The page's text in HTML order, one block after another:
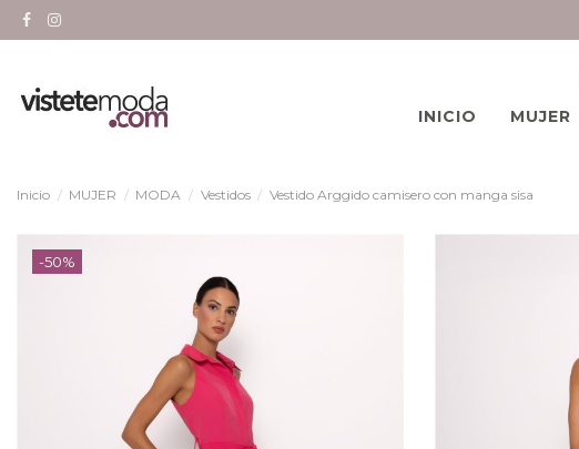
INICIO
MUJER
Inicio MUJER MODA Vestidos Vestido Arggido camisero con manga sisa
-50%